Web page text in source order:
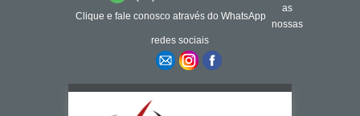
Clique e fale conosco através do WhatsApp
as
nossas
redes sociais